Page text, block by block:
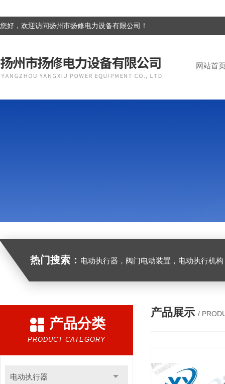
您好，欢迎访问扬州市扬修电力设备有限公司！
网站首
热门搜索： 电动执行器，阀门电动装置，电动执行机构，阀门驱动装置，电动头，角行
产品分类
PRODUCT CATEGORY
电动执行器
产品展示 /